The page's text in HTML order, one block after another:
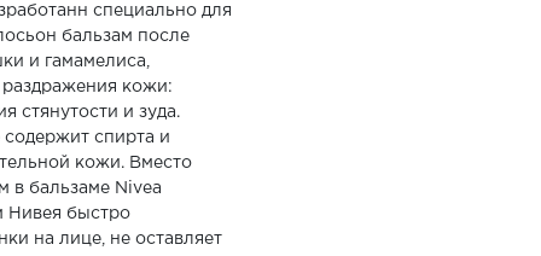
специально для
бальзам после
и гамамелиса,
раздражения кожи:
стянутости и зуда.
спирта и
кожи. Вместо
в бальзаме Nivea
Нивея быстро
на лице, не оставляет